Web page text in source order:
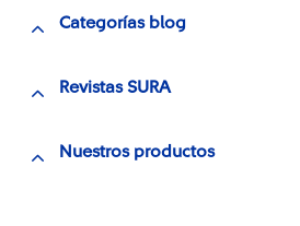
Categorías blog
Revistas SURA
Nuestros productos